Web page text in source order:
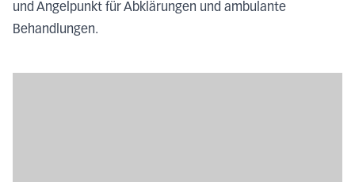
und Angelpunkt für Abklärungen und ambulante
Behandlungen.